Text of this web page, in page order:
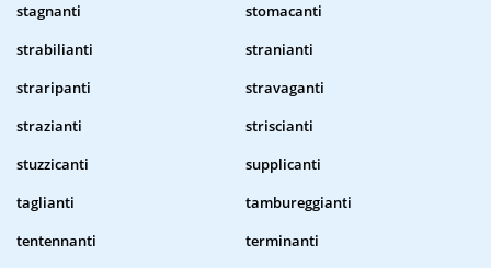
stagnanti
stomacanti
strabilianti
stranianti
straripanti
stravaganti
strazianti
striscianti
stuzzicanti
supplicanti
taglianti
tambureggianti
tentennanti
terminanti